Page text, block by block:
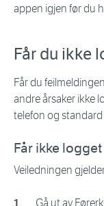
appen igjen før du
Får du ikke
Får du
andre årsaker ikke
telefon og
Får ikke
Veiledningen
Gå ut av